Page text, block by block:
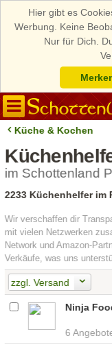
Hier gibt es
Werbung. Keine
Nur für Dich.
Küche & Kochen
im Schottenland
2233 Küchenhelfer im
Wir verschaffen dir
mit vielen Netzwerken
Network und Amazon-
Verkäufe, was uns
zzgl. Versand
Ninja
6